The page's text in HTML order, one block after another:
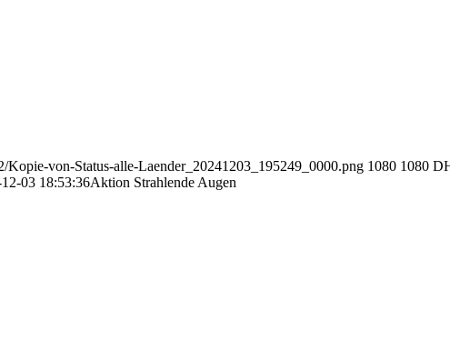
von-Status-alle-Laender_20241203_195249_0000.png 1080 1080
03 18:53:36Aktion Strahlende Augen